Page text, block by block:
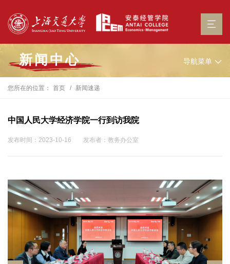
新闻中心 导航菜单
您所在的位置： 首页 新闻速递
中国人民大学经济学院一行到访我院
发布时间：2023-10-16 发布者：教务办公室